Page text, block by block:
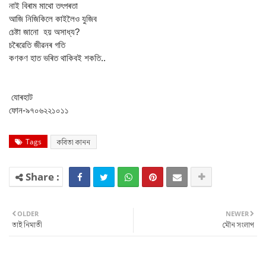
নাই বিৰাম মাথো তৎপৰতা
আজি নিজিকিলে কাইলৈও যুজিব
চেষ্টা জানো হয় অসাধ্য?
চৰৈৱেতি জীৱনৰ গতি
কণকণ হাত ভৰিত থাকিবই শকতি..
যোৰহাট
ফোন-৯৭০৬২২১০১১
Tags কবিতা কানন
NEWER
মৌন সংলাপ
OLDER
তাই নিমাতী